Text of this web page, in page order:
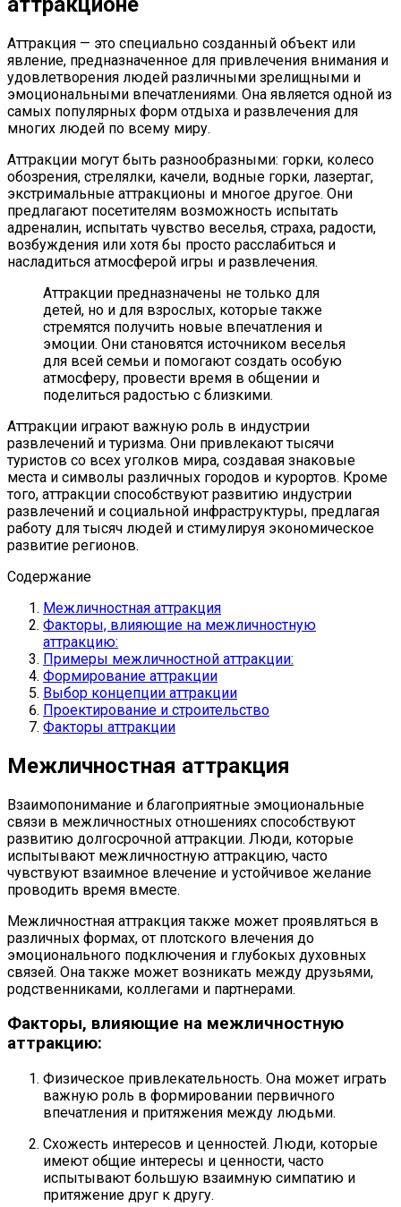
Аттракция — это специально созданный объект или
явление, предназначенное для привлечения внимания и
удовлетворения людей различными зрелищными и
эмоциональными впечатлениями. Она является одной из
самых популярных форм отдыха и развлечения для
многих людей по всему миру.
Аттракции могут быть разнообразными: горки, колесо
обозрения, стрелялки, качели, водные горки, лазертаг,
экстримальные аттракционы и многое другое. Они
предлагают посетителям возможность испытать
адреналин, испытать чувство веселья, страха, радости,
возбуждения или хотя бы просто расслабиться и
насладиться атмосферой игры и развлечения.
Аттракции предназначены не только для
детей, но и для взрослых, которые также
стремятся получить новые впечатления и
эмоции. Они становятся источником веселья
для всей семьи и помогают создать особую
атмосферу, провести время в общении и
поделиться радостью с близкими.
Аттракции играют важную роль в индустрии
развлечений и туризма. Они привлекают тысячи
туристов со всех уголков мира, создавая знаковые
места и символы различных городов и курортов. Кроме
того, аттракции способствуют развитию индустрии
развлечений и социальной инфраструктуры, предлагая
работу для тысяч людей и стимулируя экономическое
развитие регионов.
Содержание
Межличностная аттракция
Факторы, влияющие на межличностную
аттракцию:
Примеры межличностной аттракции:
Формирование аттракции
Выбор концепции аттракции
Проектирование и строительство
Факторы аттракции
Межличностная аттракция
Взаимопонимание и благоприятные эмоциональные
связи в межличностных отношениях способствуют
развитию долгосрочной аттракции. Люди, которые
испытывают межличностную аттракцию, часто
чувствуют взаимное влечение и устойчивое желание
проводить время вместе.
Межличностная аттракция также может проявляться в
различных формах, от плотского влечения до
эмоционального подключения и глубокых духовных
связей. Она также может возникать между друзьями,
родственниками, коллегами и партнерами.
Факторы, влияющие на межличностную
аттракцию:
Физическое привлекательность. Она может играть
важную роль в формировании первичного
впечатления и притяжения между людьми.
Схожесть интересов и ценностей. Люди, которые
имеют общие интересы и ценности, часто
испытывают большую взаимную симпатию и
притяжение друг к другу.